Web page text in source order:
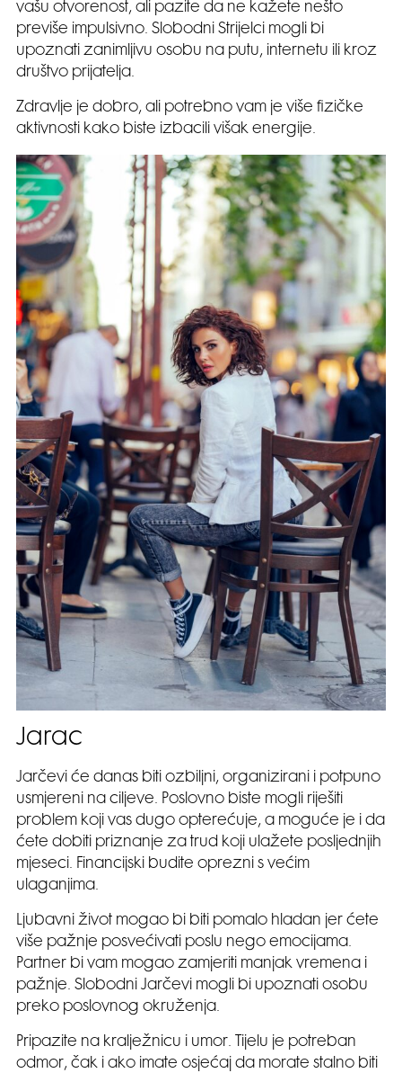
vašu otvorenost, ali pazite da ne kažete nešto
previše impulsivno. Slobodni Strijelci mogli bi
upoznati zanimljivu osobu na putu, internetu ili kroz
društvo prijatelja.
Zdravlje je dobro, ali potrebno vam je više fizičke
aktivnosti kako biste izbacili višak energije.
Jarac
Jarčevi će danas biti ozbiljni, organizirani i potpuno
usmjereni na ciljeve. Poslovno biste mogli riješiti
problem koji vas dugo opterećuje, a moguće je i da
ćete dobiti priznanje za trud koji ulažete posljednjih
mjeseci. Financijski budite oprezni s većim
ulaganjima.
Ljubavni život mogao bi biti pomalo hladan jer ćete
više pažnje posvećivati poslu nego emocijama.
Partner bi vam mogao zamjeriti manjak vremena i
pažnje. Slobodni Jarčevi mogli bi upoznati osobu
preko poslovnog okruženja.
Pripazite na kralježnicu i umor. Tijelu je potreban
odmor, čak i ako imate osjećaj da morate stalno biti